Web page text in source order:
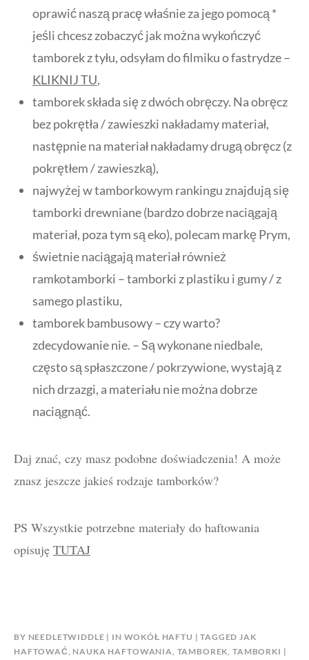
oprawić naszą pracę właśnie za jego pomocą *
jeśli chcesz zobaczyć jak można wykończyć
tamborek z tyłu, odsyłam do filmiku o fastrydze –
KLIKNIJ TU,
tamborek składa się z dwóch obręczy. Na obręcz
bez pokrętła / zawieszki nakładamy materiał,
następnie na materiał nakładamy drugą obręcz (z
pokrętłem / zawieszką),
najwyżej w tamborkowym rankingu znajdują się
tamborki drewniane (bardzo dobrze naciągają
materiał, poza tym są eko), polecam markę Prym,
świetnie naciągają materiał również
ramkotamborki – tamborki z plastiku i gumy / z
samego plastiku,
tamborek bambusowy – czy warto?
zdecydowanie nie. – Są wykonane niedbale,
często są spłaszczone / pokrzywione, wystają z
nich drzazgi, a materiału nie można dobrze
naciągnąć.
Daj znać, czy masz podobne doświadczenia! A może
znasz jeszcze jakieś rodzaje tamborków?
PS Wszystkie potrzebne materiały do haftowania
opisuję TUTAJ
BY NEEDLETWIDDLE IN WOKÓŁ HAFTU TAGGEDJAK
HAFTOWAĆ, NAUKA HAFTOWANIA, TAMBOREK, TAMBORKI